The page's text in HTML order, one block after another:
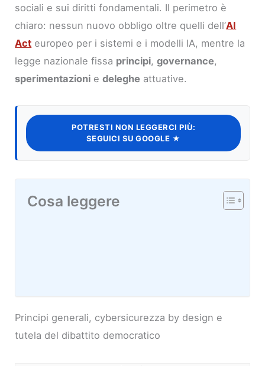
sociali e sui diritti fondamentali. Il perimetro è
chiaro: nessun nuovo obbligo oltre quelli dell’AI
Act europeo per i sistemi e i modelli IA, mentre la
legge nazionale fissa principi,governance,
sperimentazioni edeleghe attuative.
POTRESTI NON LEGGERCI PIÙ:
SEGUICI SU GOOGLE ★
Cosa leggere
Principi generali, cybersicurezza by design e
tutela del dibattito democratico